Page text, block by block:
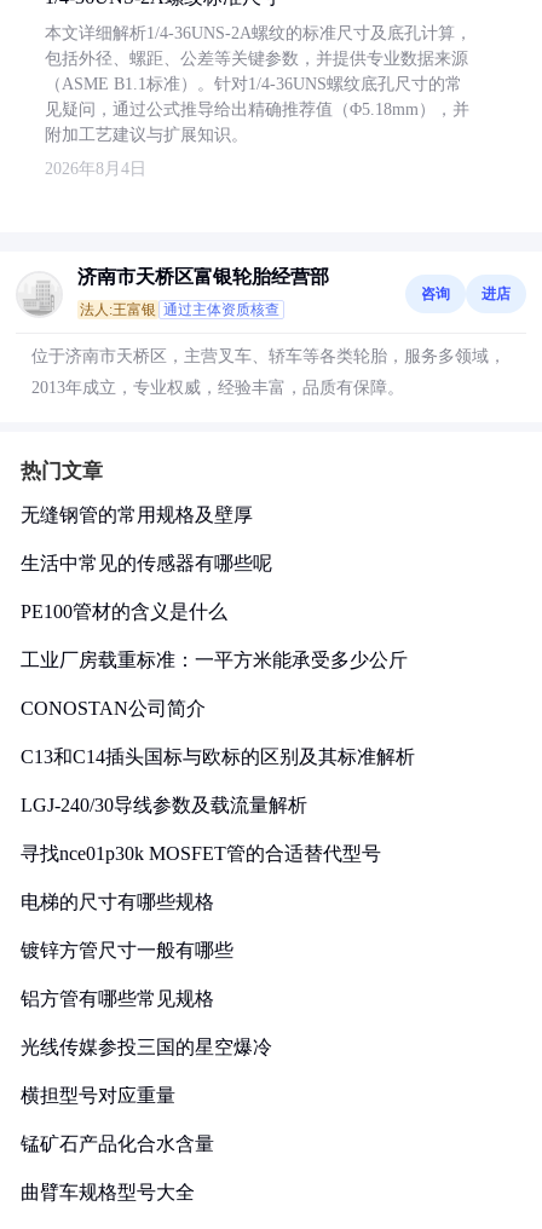
本文详细解析1/4-36UNS-2A螺纹的标准尺寸及底孔计算，
包括外径、螺距、公差等关键参数，并提供专业数据来源
（ASME B1.1标准）。针对1/4-36UNS螺纹底孔尺寸的常
见疑问，通过公式推导给出精确推荐值（Φ5.18mm），并
附加工艺建议与扩展知识。
2026年8月4日
济南市天桥区富银轮胎经营部
法人:王富银 通过主体资质核查
咨询 进店
位于济南市天桥区，主营叉车、轿车等各类轮胎，服务多领域，
2013年成立，专业权威，经验丰富，品质有保障。
热门文章
无缝钢管的常用规格及壁厚
生活中常见的传感器有哪些呢
PE100管材的含义是什么
工业厂房载重标准：一平方米能承受多少公斤
CONOSTAN公司简介
C13和C14插头国标与欧标的区别及其标准解析
LGJ-240/30导线参数及载流量解析
寻找nce01p30k MOSFET管的合适替代型号
电梯的尺寸有哪些规格
镀锌方管尺寸一般有哪些
铝方管有哪些常见规格
光线传媒参投三国的星空爆冷
横担型号对应重量
锰矿石产品化合水含量
曲臂车规格型号大全